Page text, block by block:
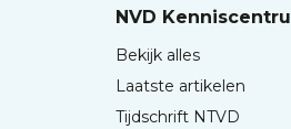
NVD
Bekijk alles
Laatste artikelen
Tijdschrift NTVD